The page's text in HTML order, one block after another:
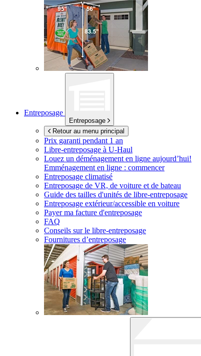
Entreposage
Entreposage
Retour au menu principal
Prix garanti pendant 1 an
Libre-entreposage à U-Haul
Louez un déménagement en ligne aujourd’hui!
Emménagement en ligne : commencer
Entreposage climatisé
Entreposage de VR, de voiture et de bateau
Guide des tailles d'unités de libre-entreposage
Entreposage extérieur/accessible en voiture
Payer ma facture d'entreposage
FAQ
Conseils sur le libre-entreposage
Fournitures d’entreposage